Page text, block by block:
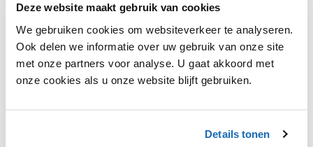
Deze website maakt gebruik van cookies
We gebruiken cookies om websiteverkeer te analyseren.
Ook delen we informatie over uw gebruik van onze site
met onze partners voor analyse. U gaat akkoord met
onze cookies als u onze website blijft gebruiken.
Details tonen
Decathlon heeft een nieuw platform geïntroduceerd
voor tweedehands kleding. Het platform heet Second
Use en is voor Duitse consumenten beschikbaar. Duitse
consumenten met een Decathlon-account kunnen hun
gebruikte sportartikelen verkopen via de website. Tot
nu toe verkocht Decathlon alleen tweedehands kleding
zelf via het internet tweedehands kleding kopen en